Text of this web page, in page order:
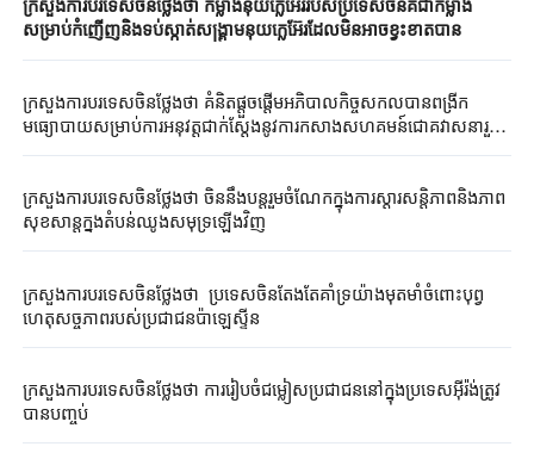
ក្រសួងការបរទេសចិនថ្លែងថា កម្លាំងនុយក្លេអ៊ែររបស់ប្រទេសចិនគឺជាកម្លាំង
សម្រាប់កំញើញនិងទប់ស្កាត់សង្គ្រាមនុយក្លេអ៊ែរដែលមិនអាចខ្វះខាតបាន
ក្រសួងការបរទេសចិនថ្លែងថា គំនិតផ្តួចផ្តើមអភិបាលកិច្ចសកលបានពង្រីក
មធ្យោបាយសម្រាប់ការអនុវត្តជាក់ស្តែងនូវការកសាងសហគមន៍ជោគវាសនារួម
ក្រសួងការបរទេសចិនថ្លែងថា ចិននឹងបន្តរួមចំណែកក្នុងការស្តារសន្តិភាពនិងភាព
សុខសាន្តក្នុងតំបន់ឈូងសមុទ្រឡើងវិញ
ក្រសួងការបរទេសចិនថ្លែងថា ប្រទេសចិនតែងតែគាំទ្រយ៉ាងមុតមាំចំពោះបុព្វ
ហេតុសច្ចភាពរបស់ប្រជាជនប៉ាឡេស្ទីន
ក្រសួងការបរទេសចិនថ្លែងថា ការរៀបចំជម្លៀសប្រជាជននៅក្នុងប្រទេសអ៊ីរ៉ង់ត្រូវ
បានបញ្ចប់